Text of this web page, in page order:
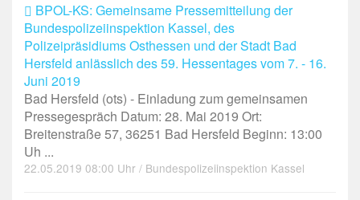
BPOL-KS: Gemeinsame Pressemitteilung der
Bundespolizeiinspektion Kassel, des
Polizeipräsidiums Osthessen und der Stadt Bad
Hersfeld anlässlich des 59. Hessentages vom 7. - 16.
Juni 2019
Bad Hersfeld (ots) - Einladung zum gemeinsamen
Pressegespräch Datum: 28. Mai 2019 Ort:
Breitenstraße 57, 36251 Bad Hersfeld Beginn: 13:00
Uh ...
22.05.2019 08:00 Uhr / Bundespolizeiinspektion Kassel